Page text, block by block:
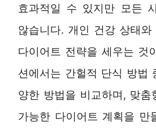
효과적일 수 있지만 모든
않습니다. 개인 건강 상태
다이어트 전략을 세우는 것
션에서는 간헐적 단식 방법
양한 방법을 비교하며, 맞
가능한 다이어트 계획을 만